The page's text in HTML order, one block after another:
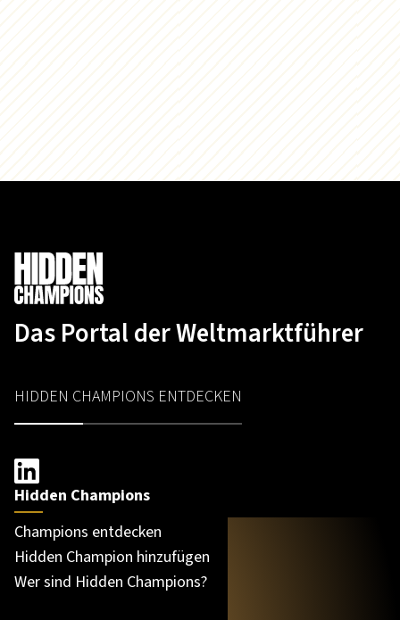
Das Portal der Weltmarktführer
HIDDEN CHAMPIONS ENTDECKEN
Hidden Champions
Champions entdecken
Hidden Champion hinzufügen
Wer sind Hidden Champions?